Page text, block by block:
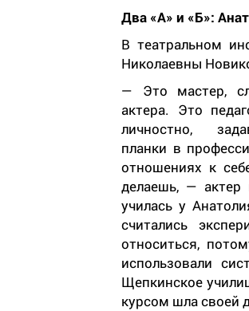
Два «А» и «Б»:
В театральном
Николаевны
— Это мастер,
актера. Это
личностно,
планки в
отношениях к
делаешь, — актер
училась у
считались
относиться,
использовали
Щепкинское
курсом шла своей